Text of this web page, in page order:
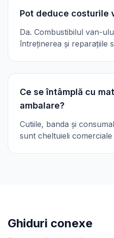
Pot deduce costurile
Da. Combustibilul van-
întreținerea și reparațiile
Ce se întâmplă cu
ambalare?
Cutiile, banda și
sunt cheltuieli comerciale
Ghiduri conexe